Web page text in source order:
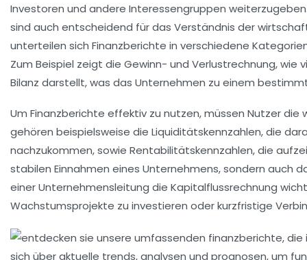
Investoren und andere Interessengruppen
sind auch entscheidend für das Verständnis der
unterteilen sich Finanzberichte in verschiedene
Zum Beispiel zeigt die Gewinn- und Verlustrechnung,
Bilanz darstellt, was das Unternehmen zu einem
Um Finanzberichte effektiv zu nutzen, müssen Nutzer
gehören beispielsweise die Liquiditätskennzahlen, die
nachzukommen, sowie Rentabilitätskennzahlen, die
stabilen Einnahmen eines Unternehmens, sondern auch
einer Unternehmensleitung die Kapitalflussrechnung
Wachstumsprojekte zu investieren oder kurzfristige